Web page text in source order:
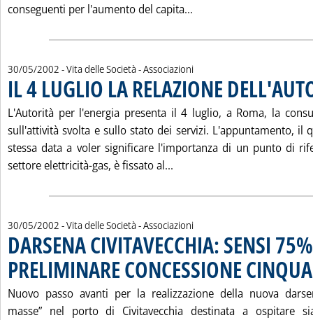
conseguenti per l'aumento del capita...
30/05/2002 - Vita delle Società - Associazioni
IL 4 LUGLIO LA RELAZIONE
L'Autorità per l'energia presenta il 4 luglio, a Roma, la
sull'attività svolta e sullo stato dei servizi. L'appuntamento, il
stessa data a voler significare l'importanza di un punto di
settore elettricità-gas, è fissato al...
30/05/2002 - Vita delle Società - Associazioni
DARSENA CIVITAVECCHIA: SENSI
PRELIMINARE CONCESSIONE
Nuovo passo avanti per la realizzazione della nuova
masse” nel porto di Civitavecchia destinata a ospitare